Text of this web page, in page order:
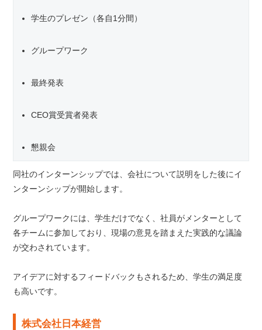
学生のプレゼン（各自1分間）
グループワーク
最終発表
CEO賞受賞者発表
懇親会
同社のインターンシップでは、会社について説明をした後にイ
ンターンシップが開始します。
グループワークには、学生だけでなく、社員がメンターとして
各チームに参加しており、現場の意見を踏まえた実践的な議論
が交わされています。
アイデアに対するフィードバックもされるため、学生の満足度
も高いです。
株式会社日本経営